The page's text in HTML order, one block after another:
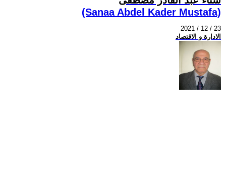
(Sanaa Abdel Kader Mustafa)
2021 / 12 / 23
الادارة و الاقتصاد